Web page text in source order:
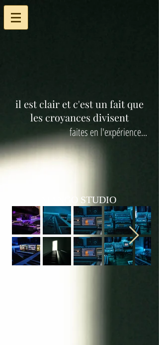
il est clair et c'est un fait que
les croyances divisent
faites en l'expérience...
MANGO STUDIO